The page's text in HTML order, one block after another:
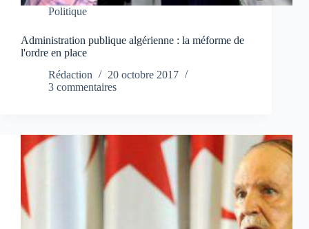
Politique
Administration publique algérienne : la méforme de
l'ordre en place
Rédaction
20 octobre 2017
3 commentaires